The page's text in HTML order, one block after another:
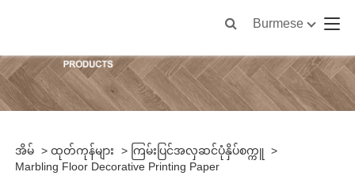
Burmese
အိမ် > ထုတ်ကုန်များ > ကြမ်းပြင်အလှဆင်ပုံနှိပ်စက္ကူ >
Marbling Floor Decorative Printing Paper